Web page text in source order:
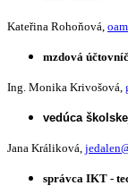
Kateřina Rohoňová,
mzdová
Ing. Monika Krivošová,
vedúca
Jana Králiková,
správca IKT -